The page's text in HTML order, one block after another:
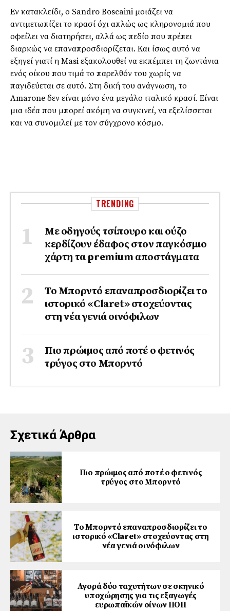
Εν κατακλείδι, ο Sandro Boscaini μοιάζει να
αντιμετωπίζει το κρασί όχι απλώς ως κληρονομιά που
οφείλει να διατηρήσει, αλλά ως πεδίο που πρέπει
διαρκώς να επαναπροσδιορίζεται. Και ίσως αυτό να
εξηγεί γιατί η Masi εξακολουθεί να εκπέμπει τη ζωντάνια
ενός οίκου που τιμά το παρελθόν του χωρίς να
παγιδεύεται σε αυτό. Στη δική του ανάγνωση, το
Amarone δεν είναι μόνο ένα μεγάλο ιταλικό κρασί. Είναι
μια ιδέα που μπορεί ακόμη να συγκινεί, να εξελίσσεται
και να συνομιλεί με τον σύγχρονο κόσμο.
TRENDING
Με οδηγούς τσίπουρο και ούζο
κερδίζουν έδαφος στoν παγκόσμιο
χάρτη τα premium αποστάγματα
Το Μπορντό επαναπροσδιορίζει το
ιστορικό «Claret» στοχεύοντας
στη νέα γενιά οινόφιλων
Πιο πρώιμος από ποτέ ο φετινός
τρύγος στο Μπορντό
Σχετικά Άρθρα
Πιο πρώιμος από ποτέ ο φετινός
τρύγος στο Μπορντό
Το Μπορντό επαναπροσδιορίζει το
ιστορικό «Claret» στοχεύοντας στη
νέα γενιά οινόφιλων
Αγορά δύο ταχυτήτων σε σκηνικό
υποχώρησης για τις εξαγωγές
ευρωπαϊκών οίνων ΠΟΠ